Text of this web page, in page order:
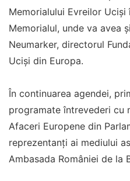
Memorialului Evreilor
Memorialul, unde va avea
Neumarker, directorul
Ucişi din Europa.
În continuarea agendei,
programate întrevederi cu
Afaceri Europene din
reprezentanţi ai mediului
Ambasada României de la